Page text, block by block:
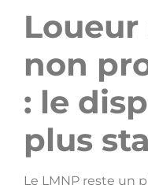
non
: le
plus
Le LMNP reste un